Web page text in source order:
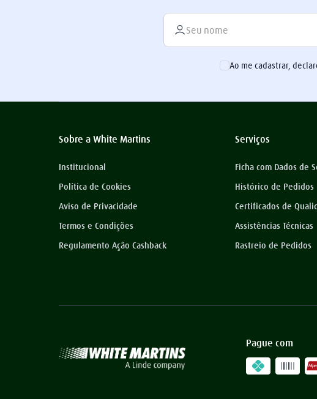
Ao me cadastrar,
Sobre a White Martins
Institucional
Política de Cookies
Aviso de Privacidade
Termos e Condições
Regulamento Ação Cashback
Serviços
Ficha com Dados de
Histórico de Pedidos
Certificados de
Assistências Técnicas
Rastreio de Pedidos
Pague com